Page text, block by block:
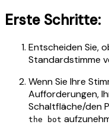
Erste Schritte:
Entscheiden Sie,
Standardstimme
Wenn Sie Ihre
Aufforderungen,
Schaltfläche/den
the bot